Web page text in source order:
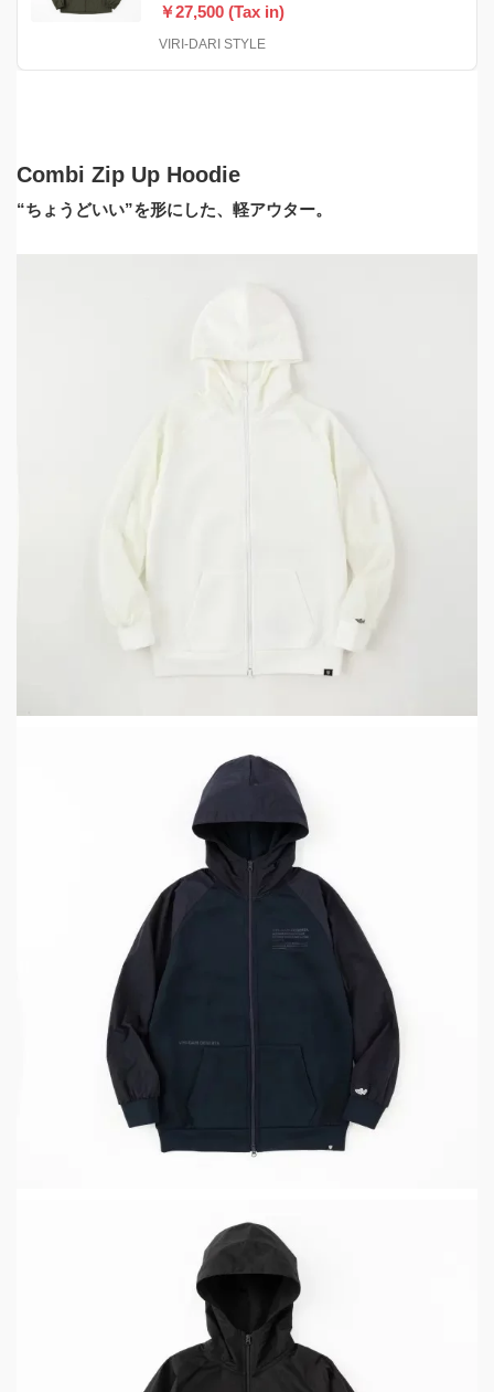
￥27,500 (Tax in)
VIRI-DARI STYLE
Combi Zip Up Hoodie
“ちょうどいい”を形にした、軽アウター。